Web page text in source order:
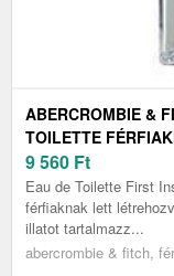
ABERCROMBIE &
TOILETTE
9 560 Ft
Eau de Toilette First
férfiaknak lett
illatot tartalmazz...
abercrombie & fitch,